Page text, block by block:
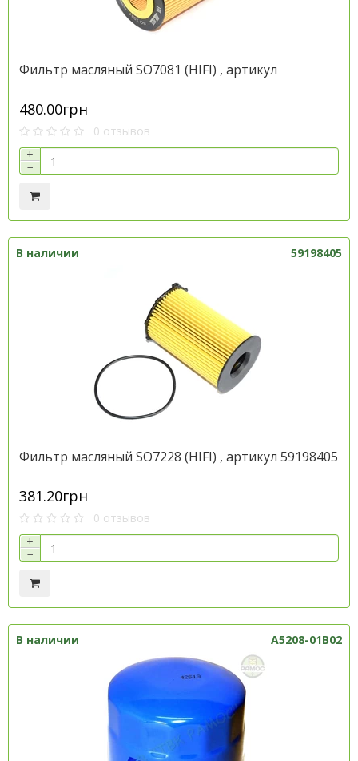
Фильтр масляный SO7081 (HIFI) , артикул
480.00грн
0 отзывов
+
−
В наличии 59198405
Фильтр масляный SO7228 (HIFI) , артикул 59198405
381.20грн
0 отзывов
+
−
В наличии A5208-01B02